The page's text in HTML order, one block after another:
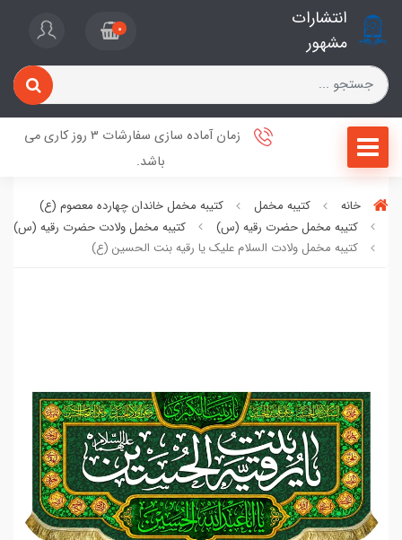
انتشارات
مشهور
0
زمان آماده سازی سفارشات 3 روز کاری می
باشد.
خانه کتیبه مخمل
کتیبه مخمل خاندان چهارده معصوم (ع)
کتیبه مخمل حضرت رقیه (س)
کتیبه مخمل ولادت حضرت رقیه (س)
کتیبه مخمل ولادت السلام علیک یا رقیه بنت الحسین (ع)